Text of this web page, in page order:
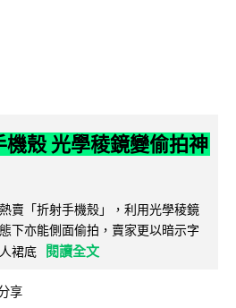
機殼 光學稜鏡變偷拍神
賣「折射手機殼」，利用光學稜鏡
下亦能側面偷拍，賣家更以暗示字
裙底
閱讀全文
享